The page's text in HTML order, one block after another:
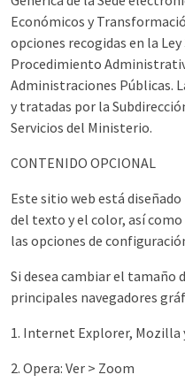
Económicos y
opciones recogidas en la
Procedimiento
Administraciones Públicas.
y tratadas por la
Servicios del Ministerio.
CONTENIDO OPCIONAL
Este sitio web está
del texto y el color, así
las opciones de
Si desea cambiar el tamaño
principales navegadores
1. Internet Explorer, Mozilla
2. Opera: Ver > Zoom